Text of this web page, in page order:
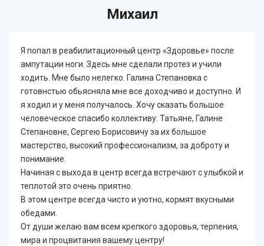
Михаил
Я попал в реабилитационный центр «Здоровье» после
ампутации ноги. Здесь мне сделали протез и учили
ходить. Мне было нелегко. Галина Степановка с
готовнстью обьясняла мне все доходчиво и доступно. И
я ходил и у меня получалось. Хочу сказать большое
человеческое спасибо коллективу: Татьяне, Галине
Степановне, Сергею Борисовичу за их большое
мастерство, высокий профессионализм, за доброту и
понимание.
Начиная с выхода в центр всегда встречают с улыбкой и
теплотой это очень приятно.
В этом центре всегда чисто и уютно, кормят вкусными
обедами.
От души желаю вам всем крепкого здоровья, терпения,
мира и процвитания вашему центру!